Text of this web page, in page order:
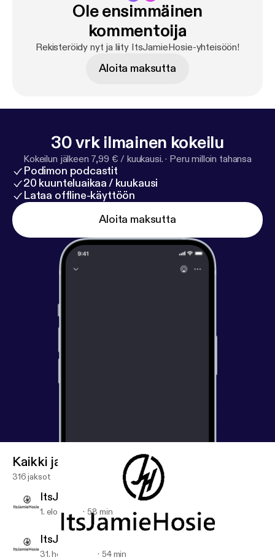
Ole ensimmäinen
kommentoija
Rekisteröidy nyt ja liity ItsJamieHosie-yhteisöön!
Aloita maksutta
30 vrk ilmainen kokeilu
Kokeilun jälkeen 7,99 € / kuukausi. · Peru milloin tahansa
Podimon podcastit
20 kuunteluaikaa / kuukausi
Lataa offline-käyttöön
Aloita maksutta
Kaikki jaksot
316 jaksot
ItsJamieHosie :: Get Your Hits Out
1. elo 2020 58 min
ItsJamieHosie :: Get Your Hits Out
31. heinä 2020 54 min